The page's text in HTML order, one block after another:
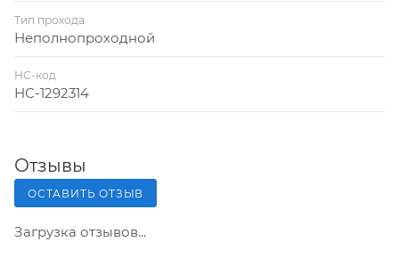
Тип прохода
Неполнопроходной
НС-код
НС-1292314
Отзывы
ОСТАВИТЬ ОТЗЫВ
Загрузка отзывов...